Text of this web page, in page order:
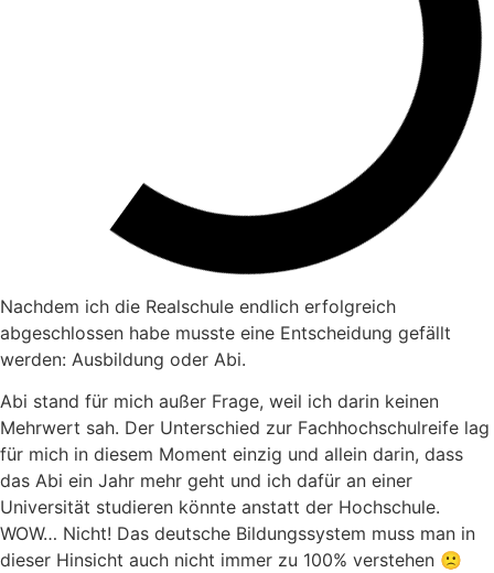
Nachdem ich die Realschule endlich erfolgreich
abgeschlossen habe musste eine Entscheidung gefällt
werden: Ausbildung oder Abi.
Abi stand für mich außer Frage, weil ich darin keinen
Mehrwert sah. Der Unterschied zur Fachhochschulreife lag
für mich in diesem Moment einzig und allein darin, dass
das Abi ein Jahr mehr geht und ich dafür an einer
Universität studieren könnte anstatt der Hochschule.
WOW… Nicht! Das deutsche Bildungssystem muss man in
dieser Hinsicht auch nicht immer zu 100% verstehen 🙁